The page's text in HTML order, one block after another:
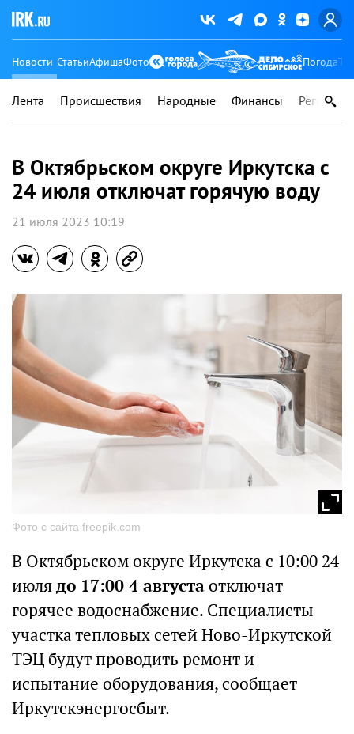
Новости СтатьиАфишаФото Погода
Лента Происшествия Народные Финансы Регионы
В Октябрьском округе Иркутска с
24 июля отключат горячую воду
21 июля 2023 10:19
Фото с сайта freepik.com
В Октябрьском округе Иркутска с 10:00 24
июлядо 17:00 4 августаотключат
горячее водоснабжение. Специалисты
участка тепловых сетей Ново-Иркутской
ТЭЦ будут проводить ремонт и
испытание оборудования, сообщает
Иркутскэнергосбыт.